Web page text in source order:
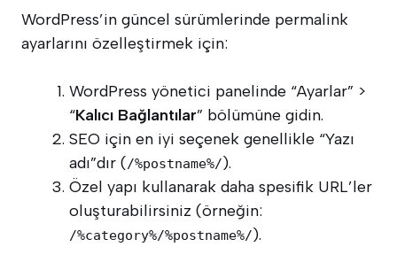
WordPress’in güncel sürümlerinde permalink
ayarlarını özelleştirmek için:
WordPress yönetici panelinde “Ayarlar” >
“Kalıcı Bağlantılar” bölümüne gidin.
SEO için en iyi seçenek genellikle “Yazı
adı”dır (/%postname%/).
Özel yapı kullanarak daha spesifik URL’ler
oluşturabilirsiniz (örneğin:
/%category%/%postname%/).